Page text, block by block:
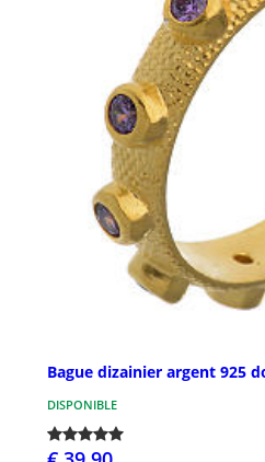
Bague dizainier argent 925
DISPONIBLE